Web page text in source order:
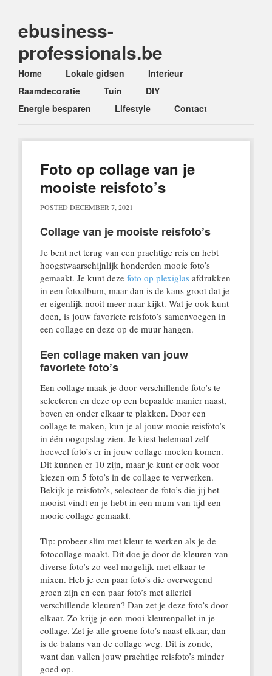
ebusiness-
professionals.be
Main menu
Skip
to
content
Home Lokale gidsen
Interieur
Raamdecoratie
Tuin
DIY
Energie besparen
Lifestyle Contact
Foto op collage van je
mooiste reisfoto’s
POSTED DECEMBER 7, 2021
Collage van je mooiste reisfoto’s
Je bent net terug van een prachtige reis en hebt
hoogstwaarschijnlijk honderden mooie foto’s
gemaakt. Je kunt deze foto op plexiglas afdrukken
in een fotoalbum, maar dan is de kans groot dat je
er eigenlijk nooit meer naar kijkt. Wat je ook kunt
doen, is jouw favoriete reisfoto’s samenvoegen in
een collage en deze op de muur hangen.
Een collage maken van jouw
favoriete foto’s
Een collage maak je door verschillende foto’s te
selecteren en deze op een bepaalde manier naast,
boven en onder elkaar te plakken. Door een
collage te maken, kun je al jouw mooie reisfoto’s
in één oogopslag zien. Je kiest helemaal zelf
hoeveel foto’s er in jouw collage moeten komen.
Dit kunnen er 10 zijn, maar je kunt er ook voor
kiezen om 5 foto’s in de collage te verwerken.
Bekijk je reisfoto’s, selecteer de foto’s die jij het
mooist vindt en je hebt in een mum van tijd een
mooie collage gemaakt.
Tip: probeer slim met kleur te werken als je de
fotocollage maakt. Dit doe je door de kleuren van
diverse foto’s zo veel mogelijk met elkaar te
mixen. Heb je een paar foto’s die overwegend
groen zijn en een paar foto’s met allerlei
verschillende kleuren? Dan zet je deze foto’s door
elkaar. Zo krijg je een mooi kleurenpallet in je
collage. Zet je alle groene foto’s naast elkaar, dan
is de balans van de collage weg. Dit is zonde,
want dan vallen jouw prachtige reisfoto’s minder
goed op.